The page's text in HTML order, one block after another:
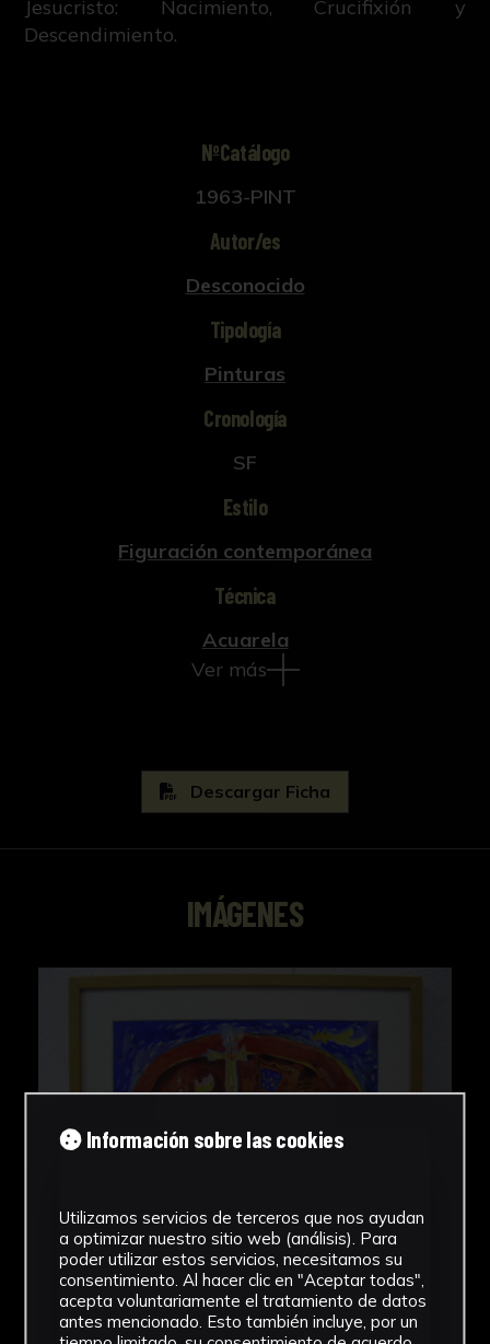
Jesucristo: Nacimiento, Crucifixión y
Descendimiento.
NºCatálogo
1963-PINT
Autor/es
Desconocido
Tipología
Pinturas
Cronología
SF
Estilo
Figuración contemporánea
Técnica
Acuarela
Ver más
Descargar Ficha
IMÁGENES
Información sobre las cookies
Utilizamos servicios de terceros que nos ayudan
a optimizar nuestro sitio web (análisis). Para
poder utilizar estos servicios, necesitamos su
consentimiento. Al hacer clic en "Aceptar todas",
acepta voluntariamente el tratamiento de datos
antes mencionado. Esto también incluye, por un